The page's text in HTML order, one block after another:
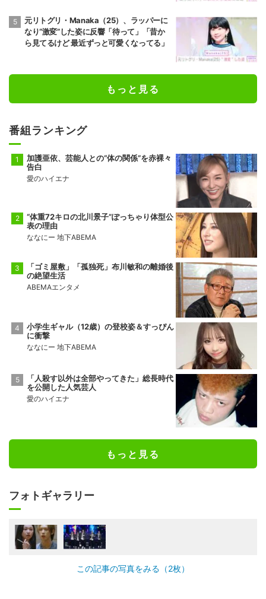
元リトグリ・Manaka（25）、ラッパーに
なり“激変”した姿に反響「待って」「昔か
ら見てるけど 最近ずっと可愛くなってる」
もっと見る
番組ランキング
加護亜依、芸能人との“体の関係”を赤裸々
告白
愛のハイエナ
“体重72キロの北川景子”ぽっちゃり体型公
表の理由
ななにー 地下ABEMA
「ゴミ屋敷」「孤独死」布川敏和の離婚後
の絶望生活
ABEMAエンタメ
小学生ギャル（12歳）の登校姿＆すっぴん
に衝撃
ななにー 地下ABEMA
「人殺す以外は全部やってきた」総長時代
を公開した人気芸人
愛のハイエナ
もっと見る
フォトギャラリー
この記事の写真をみる（2枚）